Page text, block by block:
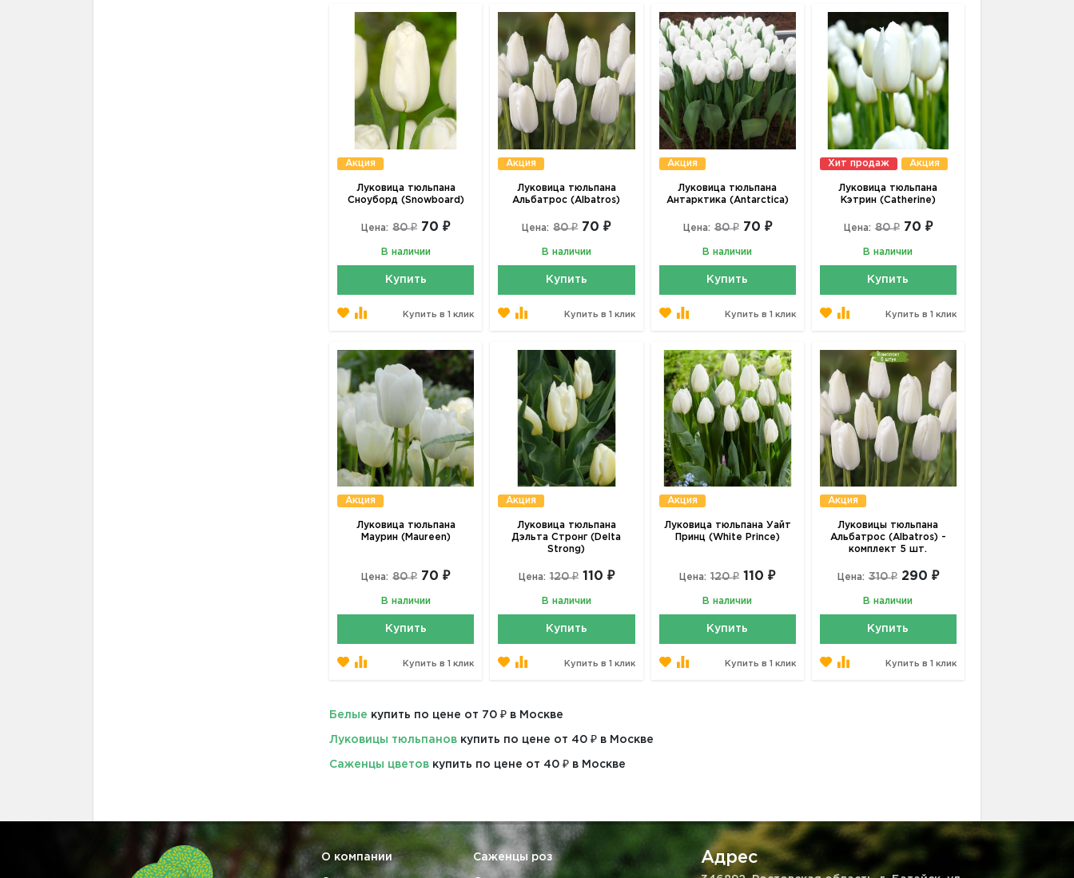
Акция
Луковица тюльпана
Сноуборд (Snowboard)
Цена: 80 ₽ 70 ₽
В наличии
Купить
Купить в 1 клик
Акция
Луковица тюльпана
Альбатрос (Albatros)
Цена: 80 ₽ 70 ₽
В наличии
Купить
Купить в 1 клик
Акция
Луковица тюльпана
Антарктика (Antarctica)
Цена: 80 ₽ 70 ₽
В наличии
Купить
Купить в 1 клик
Хит продаж Акция
Луковица тюльпана
Кэтрин (Catherine)
Цена: 80 ₽ 70 ₽
В наличии
Купить
Купить в 1 клик
Акция
Луковица тюльпана
Маурин (Maureen)
Цена: 80 ₽ 70 ₽
В наличии
Купить
Купить в 1 клик
Акция
Луковица тюльпана
Дэльта Стронг (Delta
Strong)
Цена: 120 ₽ 110 ₽
В наличии
Купить
Купить в 1 клик
Акция
Луковица тюльпана Уайт
Принц (White Prince)
Цена: 120 ₽ 110 ₽
В наличии
Купить
Купить в 1 клик
Акция
Луковицы тюльпана
Альбатрос (Albatros) -
комплект 5 шт.
Цена: 310 ₽ 290 ₽
В наличии
Купить
Купить в 1 клик
Белые купить по цене от 70 ₽ в Москве
Луковицы тюльпанов купить по цене от 40 ₽ в Москве
Саженцы цветов купить по цене от 40 ₽ в Москве
О компании Саженцы роз Адрес